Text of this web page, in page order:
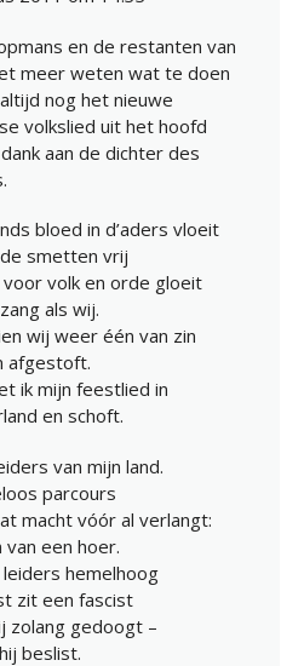
en de restanten van
meer weten wat te doen
nog het nieuwe
volkslied uit het hoofd
aan de dichter des
bloed in d’aders vloeit
smetten vrij
volk en orde gloeit
als wij.
wij weer één van zin
afgestoft.
ik mijn feestlied in
en schoft.
van mijn land.
parcours
macht vóór al verlangt:
van een hoer.
hemelhoog
zit een fascist
zolang gedoogt –
beslist.